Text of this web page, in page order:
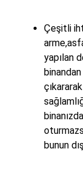
Çeşitli
yapılan
bunun